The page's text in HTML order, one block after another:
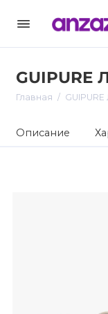
GUIPURE
Главная
Описание